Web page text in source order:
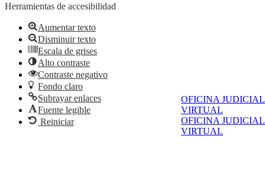
OFICINA JUDICIAL
VIRTUAL
OFICINA JUDICIAL
VIRTUAL
Herramientas de accesibilidad
Aumentar texto
Disminuir texto
Escala de grises
Alto contraste
Contraste negativo
Fondo claro
Subrayar enlaces
Fuente legible
Reiniciar